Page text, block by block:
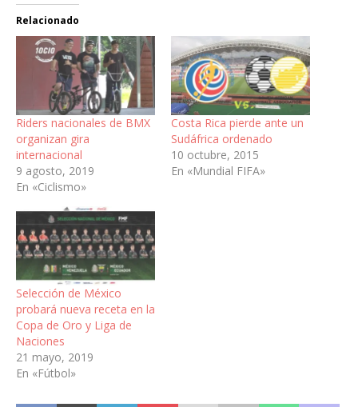
Relacionado
Riders nacionales de BMX
organizan gira
internacional
9 agosto, 2019
En «Ciclismo»
Costa Rica pierde ante un
Sudáfrica ordenado
10 octubre, 2015
En «Mundial FIFA»
Selección de México
probará nueva receta en la
Copa de Oro y Liga de
Naciones
21 mayo, 2019
En «Fútbol»